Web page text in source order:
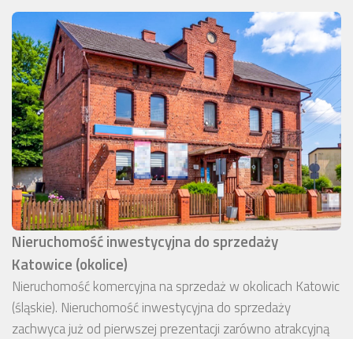
Nieruchomość inwestycyjna do sprzedaży
Katowice (okolice)
Nieruchomość komercyjna na sprzedaż w okolicach Katowic
(śląskie). Nieruchomość inwestycyjna do sprzedaży
zachwyca już od pierwszej prezentacji zarówno atrakcyjną